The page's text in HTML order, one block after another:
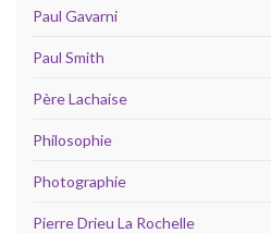
Paul Gavarni
Paul Smith
Père Lachaise
Philosophie
Photographie
Pierre Drieu La Rochelle